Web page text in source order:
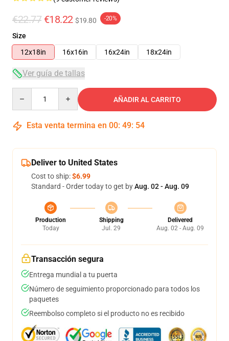
€22.77 €18.22 $19.80 -20%
Size
12x18in
16x16in 16x24in 18x24in
Ver guía de tallas
AÑADIR AL CARRITO
Esta venta termina en 00: 49: 53
Deliver to United States
Cost to ship:$6.99
Standard - Order today to get byAug. 02 - Aug. 09
Production
Today
Shipping
Jul. 29
Delivered
Aug. 02 - Aug. 09
Transacción segura
Entrega mundial a tu puerta
Número de seguimiento proporcionado para todos los
paquetes
Reembolso completo si el producto no es recibido